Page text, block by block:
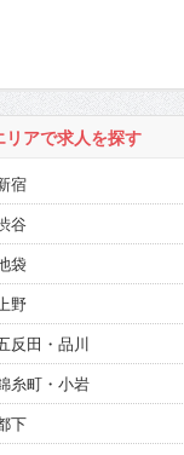
リアで求人を探す
宿
谷
袋
野
反田・品川
糸町・小岩
下